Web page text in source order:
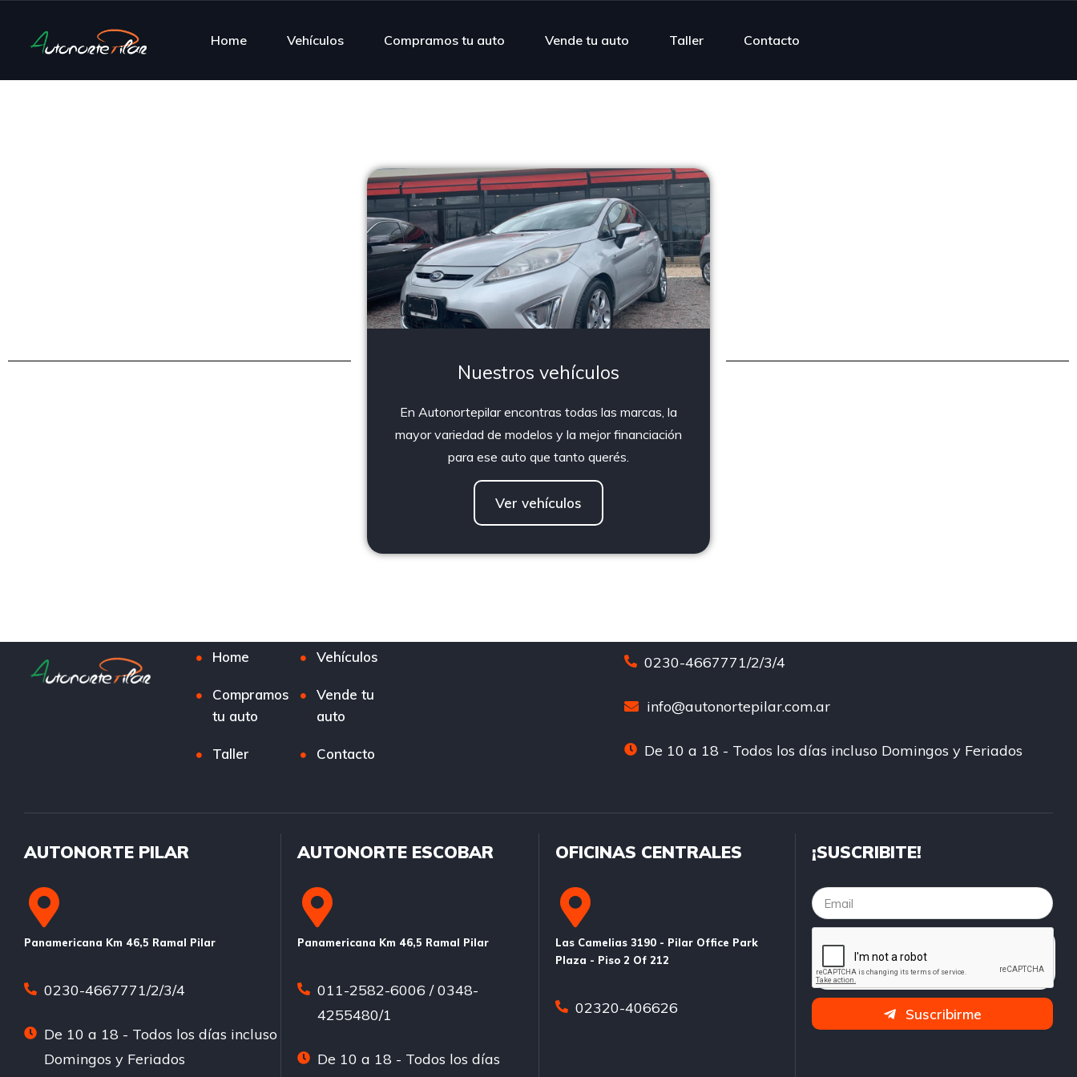
Home Vehículos Compramos tu auto Vende tu auto Taller Contacto
Nuestros vehículos
En Autonortepilar encontras todas las marcas, la
mayor variedad de modelos y la mejor financiación
para ese auto que tanto querés.
Ver vehículos
Home Vehículos
Compramos
tu auto
Vende tu
auto
Taller Contacto
0230-4667771/2/3/4
info@autonortepilar.com.ar
De 10 a 18 - Todos los días incluso Domingos y Feriados
AUTONORTE PILAR
Panamericana Km 46,5 Ramal Pilar
0230-4667771/2/3/4
De 10 a 18 - Todos los días incluso
Domingos y Feriados
AUTONORTE ESCOBAR
Panamericana Km 46,5 Ramal Pilar
011-2582-6006 / 0348-
4255480/1
De 10 a 18 - Todos los días
OFICINAS CENTRALES
Las Camelias 3190 - Pilar Office Park
Plaza - Piso 2 Of 212
02320-406626
¡SUSCRIBITE!
Suscribirme